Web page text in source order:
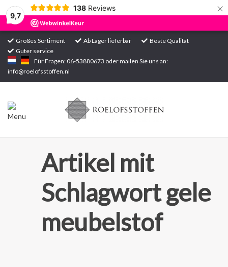
9,7
138 Reviews ×
Großes Sortiment Ab Lager lieferbar
Beste Qualität
Guter service
Für Fragen: 06-53880673 oder mailen Sie uns an:
info@roelofsstoffen.nl
Startseite
Sortiment
Artikel mit
Schlagwort gele
meubelstof